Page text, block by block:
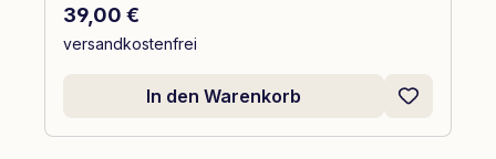
Regulärer Preis:
39,00 €
versandkostenfrei
In den Warenkorb